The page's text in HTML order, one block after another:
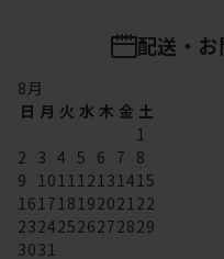
配送・お
8月
日 月 火 水 木 金 土
1
2 3 4 5 6 7 8
9 101112131415
16171819202122
23242526272829
3031